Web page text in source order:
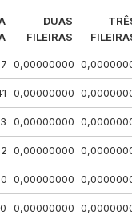
DUAS
FILEIRAS
TRÊS
FILEIRAS
0,00000000
0,00000000
0,00000000
0,00000000
0,00000000
0,00000000